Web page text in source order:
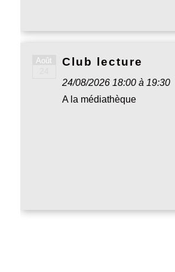
Août Club lecture
24/08/2026 18:00 à 19:30
A la médiathèque